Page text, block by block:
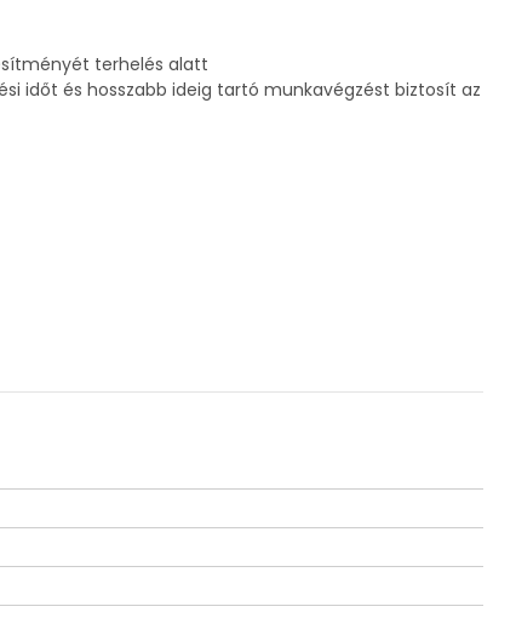
terhelés alatt
időt és hosszabb ideig tartó munkavégzést biztosít az